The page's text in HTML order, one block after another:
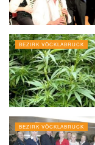
BEZIRK VÖCKLABRUCK
BEZIRK VÖCKLABRUCK